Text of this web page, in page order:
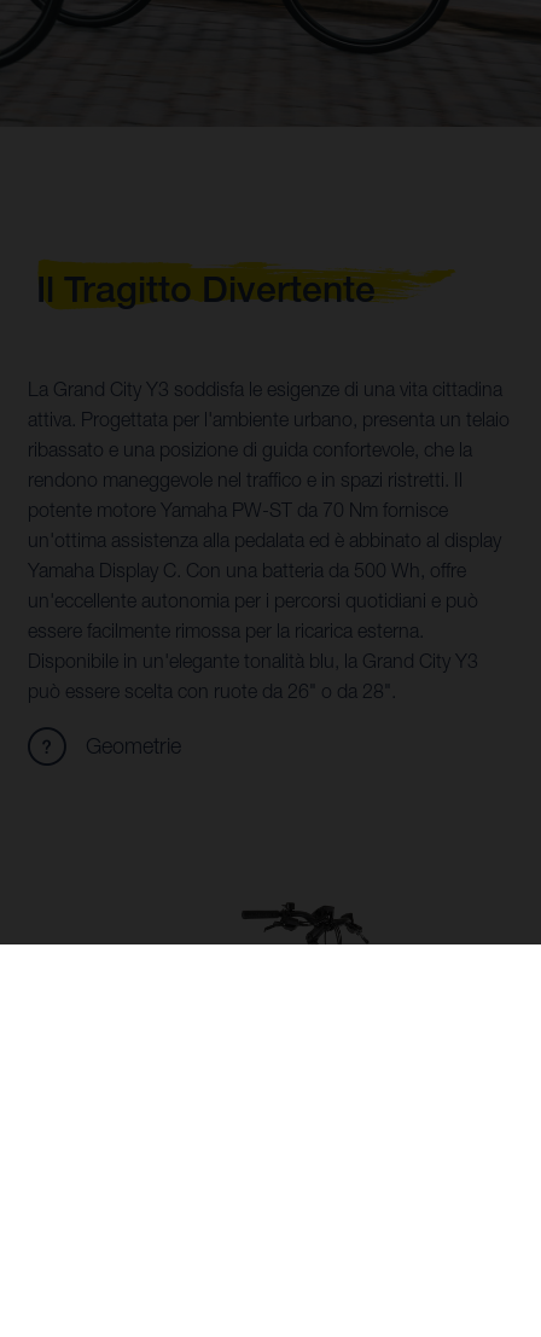
Il Tragitto Divertente
La Grand City Y3 soddisfa le esigenze di una vita cittadina
attiva. Progettata per l'ambiente urbano, presenta un telaio
ribassato e una posizione di guida confortevole, che la
rendono maneggevole nel traffico e in spazi ristretti. Il
potente motore Yamaha PW-ST da 70 Nm fornisce
un'ottima assistenza alla pedalata ed è abbinato al display
Yamaha Display C. Con una batteria da 500 Wh, offre
un'eccellente autonomia per i percorsi quotidiani e può
essere facilmente rimossa per la ricarica esterna.
Disponibile in un'elegante tonalità blu, la Grand City Y3
può essere scelta con ruote da 26" o da 28".
Geometrie